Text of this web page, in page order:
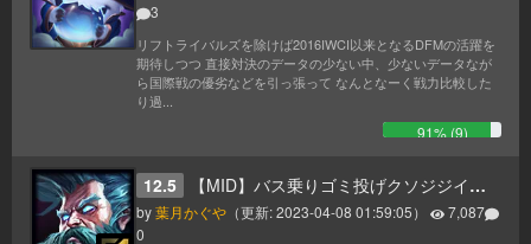
3
リフトライバルズを除けば2016IWCI以来となるDFMの活躍を
期待しつつ 直接対決のデータの少ない中、少ないデータなが
ら国際戦の優劣などを引っ張って なんとなーく戦力比較した
り過...
91% (9)
12.5 【MID】バス乗りゴミ投げクソジジイ【AP】
by葉月かぐや （更新:2023-04-08 01:59:05）
7,087
0